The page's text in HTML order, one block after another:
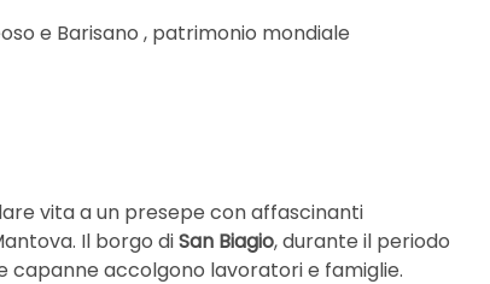
e Barisano , patrimonio mondiale
vita a un presepe con affascinanti
Il borgo diSan Biagio, durante il periodo
capanne accolgono lavoratori e famiglie.